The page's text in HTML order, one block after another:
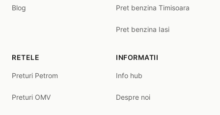
Blog Pret benzina Timisoara
Pret benzina Iasi
RETELE
Preturi Petrom
Preturi OMV
INFORMATII
Info hub
Despre noi